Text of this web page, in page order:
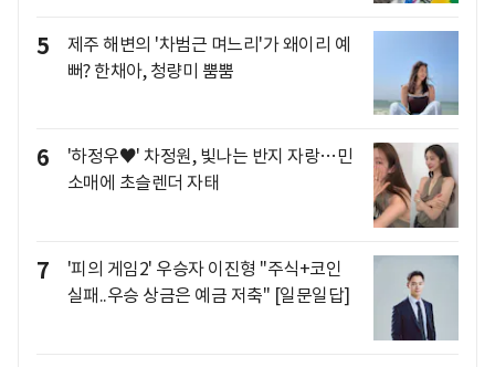
5
제주 해변의 '차범근 며느리'가 왜이리 예
뻐? 한채아, 청량미 뿜뿜
6
'하정우♥' 차정원, 빛나는 반지 자랑…민
소매에 초슬렌더 자태
7
'피의 게임2' 우승자 이진형 "주식+코인
실패..우승 상금은 예금 저축" [일문일답]